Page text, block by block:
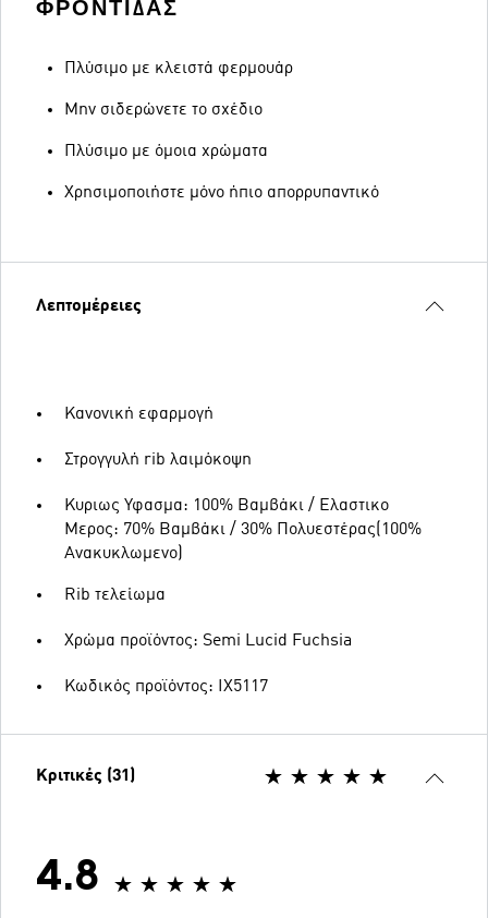
ΦΡΟΝΤΊΔΑΣ
Πλύσιμο με κλειστά φερμουάρ
Μην σιδερώνετε το σχέδιο
Πλύσιμο με όμοια χρώματα
Χρησιμοποιήστε μόνο ήπιο απορρυπαντικό
Λεπτομέρειες
Κανονική εφαρμογή
Στρογγυλή rib λαιμόκοψη
Κυριως Υφασμα: 100% Βαμβάκι / Ελαστικο
Μερος: 70% Βαμβάκι / 30% Πολυεστέρας(100%
Ανακυκλωμενο)
Rib τελείωμα
Χρώμα προϊόντος: Semi Lucid Fuchsia
Κωδικός προϊόντος: IX5117
Κριτικές (31)
4.8